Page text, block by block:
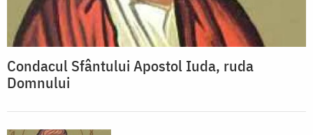
Condacul Sfântului Apostol Iuda, ruda
Domnului